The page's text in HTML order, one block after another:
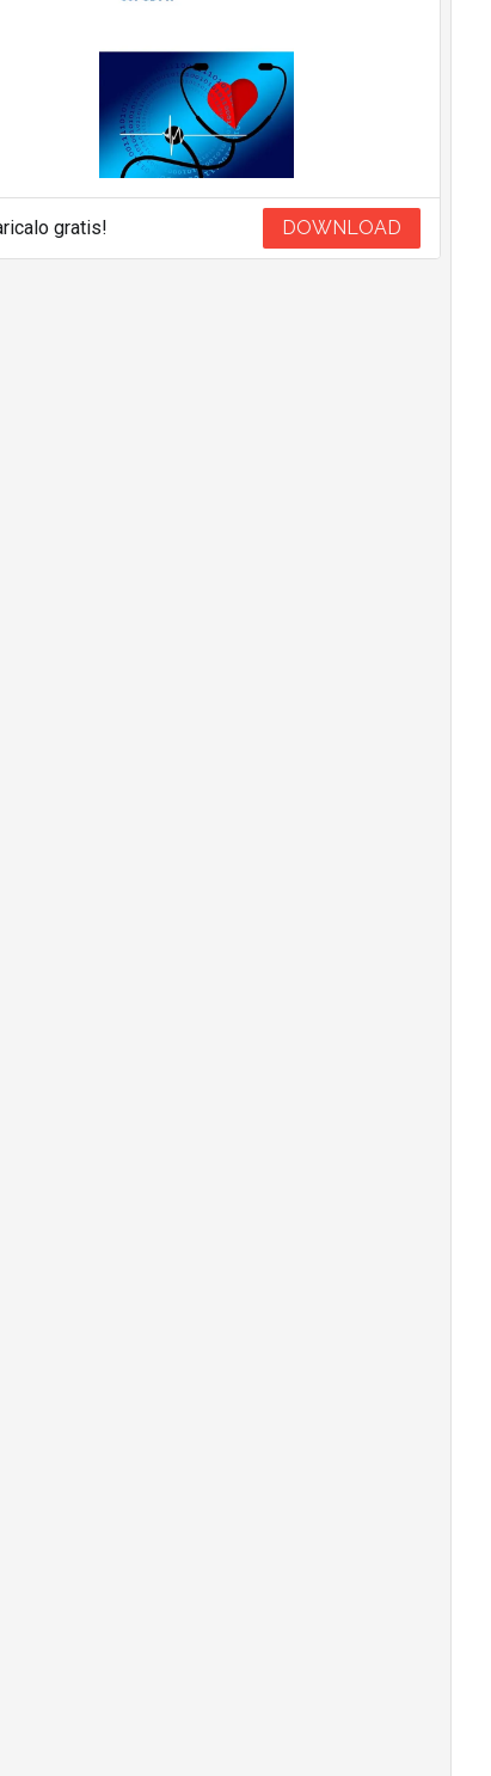
gratis! DOWNLOAD